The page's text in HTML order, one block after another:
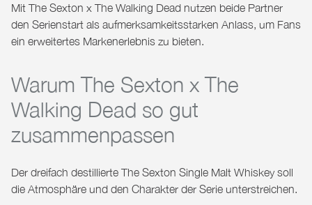
Mit The Sexton x The Walking Dead nutzen beide Partner
den Serienstart als aufmerksamkeitsstarken Anlass, um Fans
ein erweitertes Markenerlebnis zu bieten.
Warum The Sexton x The
Walking Dead so gut
zusammenpassen
Der dreifach destillierte The Sexton Single Malt Whiskeysoll
die Atmosphäre und den Charakter der Serie unterstreichen.